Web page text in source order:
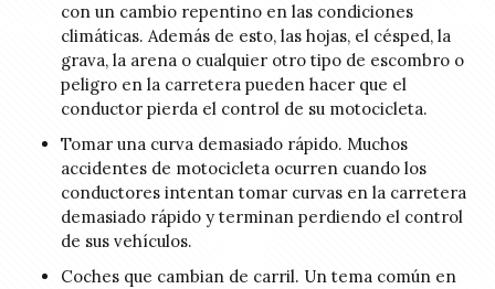
con un cambio repentino en las condiciones
climáticas. Además de esto, las hojas, el césped, la
grava, la arena o cualquier otro tipo de escombro o
peligro en la carretera pueden hacer que el
conductor pierda el control de su motocicleta.
Tomar una curva demasiado rápido. Muchos
accidentes de motocicleta ocurren cuando los
conductores intentan tomar curvas en la carretera
demasiado rápido y terminan perdiendo el control
de sus vehículos.
Coches que cambian de carril. Un tema común en